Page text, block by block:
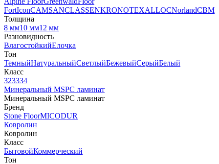
FortIconCAMSANCLASSENKRONOTEXALLOCNorlandCBM
Толщина
8 мм10 мм12 мм
Разновидность
ВлагостойкийЕлочка
Тон
ТемныйНатуральныйСветлыйБежевыйСерыйБелый
Класс
323334
Минеральный MSPC ламинат
Минеральный MSPC ламинат
Бренд
Stone FloorMICODUR
Ковролин
Ковролин
Класс
БытовойКоммерческий
Тон